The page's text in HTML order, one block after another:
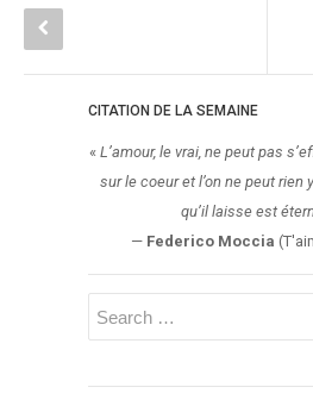
Young Adult
CITATION DE LA SEMAINE
« L’amour, le vrai, ne peut pas
sur le coeur et l’on ne peut rien
qu’il laisse est
— Federico Moccia